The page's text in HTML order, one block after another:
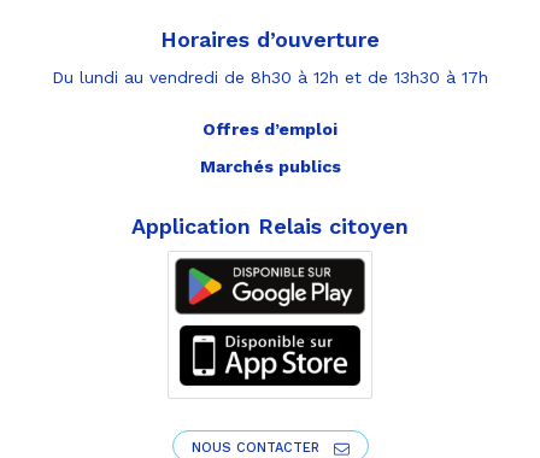
Horaires d’ouverture
Du lundi au vendredi de 8h30 à 12h et de 13h30 à 17h
Offres d’emploi
Marchés publics
Application Relais citoyen
NOUS CONTACTER